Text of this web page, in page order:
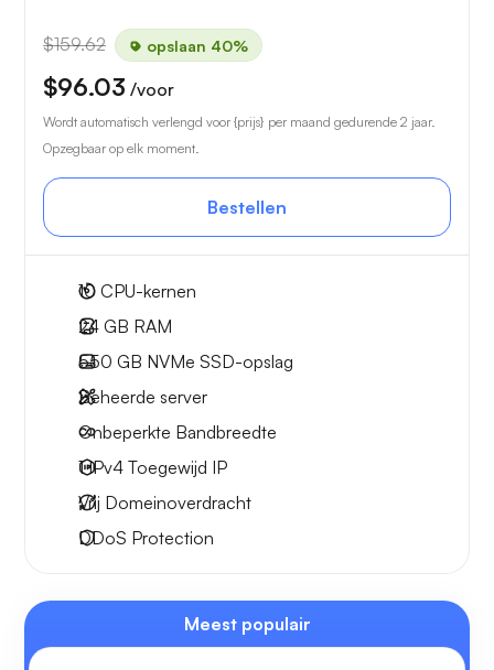
$159.62 opslaan 40%
$96.03 /voor
Wordt automatisch verlengd voor {prijs} per maand gedurende 2 jaar.
Opzegbaar op elk moment.
Bestellen
10 CPU-kernen
24 GB RAM
550 GB NVMe SSD-opslag
Beheerde server
Onbeperkte Bandbreedte
1 IPv4 Toegewijd IP
Vrij Domeinoverdracht
DDoS Protection
Meest populair